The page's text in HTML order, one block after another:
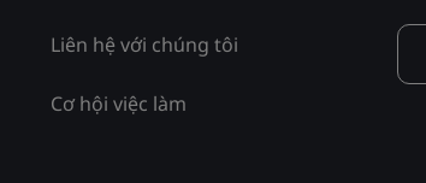
Liên hệ với chúng tôi
Cơ hội việc làm